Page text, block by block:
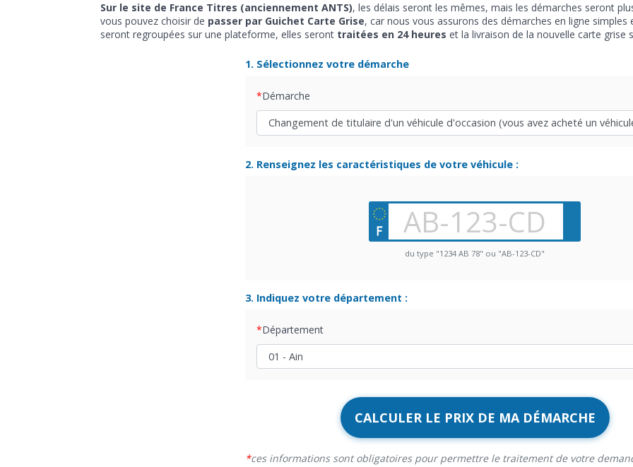
Sur le site de France Titres (anciennement ANTS), les délais seront les mêmes, mais les démarches seront
vous pouvez choisir de passer par Guichet Carte Grise, car nous vous assurons des démarches en ligne
seront regroupées sur une plateforme, elles seront traitées en 24 heures et la livraison de la nouvelle carte grise
1. Sélectionnez votre démarche
Démarche
2. Renseignez les caractéristiques de votre véhicule :
du type "1234 AB 78" ou "AB-123-CD"
3. Indiquez votre département :
Département
CALCULER LE PRIX DE MA DÉMARCHE
ces informations sont obligatoires pour permettre le traitement de votre